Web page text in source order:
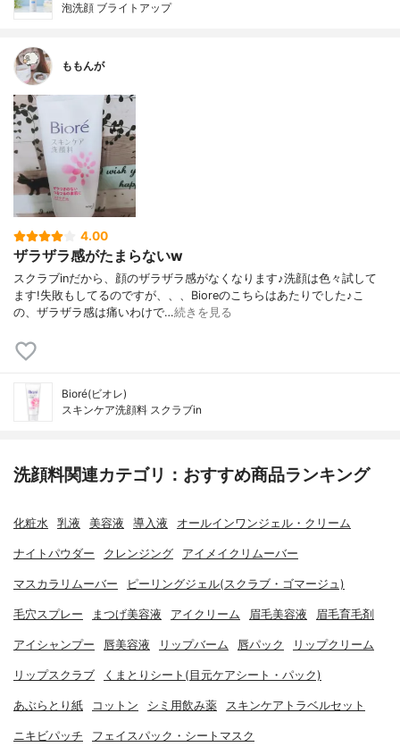
泡洗顔 ブライトアップ
ももんが
4.00
ザラザラ感がたまらないw
スクラブinだから、顔のザラザラ感がなくなります♪洗顔は色々試して
ます!失敗もしてるのですが、、、Bioreのこちらはあたりでした♪こ
の、ザラザラ感は痛いわけで…続きを見る
Bioré(ビオレ)
スキンケア洗顔料 スクラブin
洗顔料関連カテゴリ：おすすめ商品ランキング
化粧水 乳液 美容液 導入液 オールインワンジェル・クリーム
ナイトパウダー クレンジング アイメイクリムーバー
マスカラリムーバー ピーリングジェル(スクラブ・ゴマージュ)
毛穴スプレー まつげ美容液 アイクリーム 眉毛美容液 眉毛育毛剤
アイシャンプー 唇美容液 リップバーム 唇パック リップクリーム
リップスクラブ くまとりシート(目元ケアシート・パック)
あぶらとり紙 コットン シミ用飲み薬 スキンケアトラベルセット
ニキビパッチ フェイスパック・シートマスク